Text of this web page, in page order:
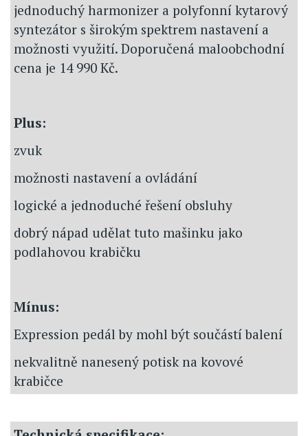
jednoduchý harmonizer a polyfonní kytarový
syntezátor s širokým spektrem nastavení a
možnosti využití. Doporučená maloobchodní
cena je 14 990 Kč.
Plus:
zvuk
možnosti nastavení a ovládání
logické a jednoduché řešení obsluhy
dobrý nápad udělat tuto mašinku jako
podlahovou krabičku
Mínus:
Expression pedál by mohl být součástí balení
nekvalitně nanesený potisk na kovové
krabičce